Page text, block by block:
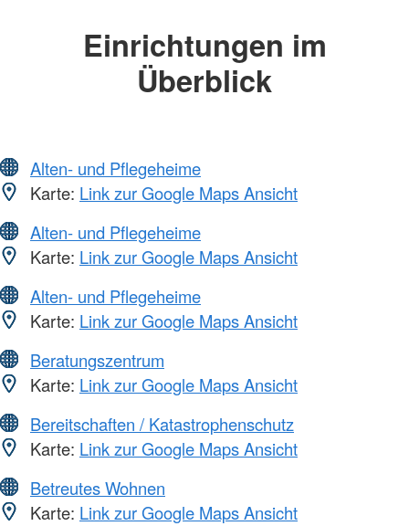
Einrichtungen im
Überblick
Alten- und Pflegeheime
Karte: Link zur Google Maps Ansicht
Alten- und Pflegeheime
Karte: Link zur Google Maps Ansicht
Alten- und Pflegeheime
Karte: Link zur Google Maps Ansicht
Beratungszentrum
Karte: Link zur Google Maps Ansicht
Bereitschaften / Katastrophenschutz
Karte: Link zur Google Maps Ansicht
Betreutes Wohnen
Karte: Link zur Google Maps Ansicht